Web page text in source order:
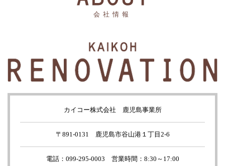
会社情報
カイコー株式会社 鹿児島事業所
〒891-0131 鹿児島市谷山港１丁目2-6
電話：099-295-0003 営業時間：8:30～17:00